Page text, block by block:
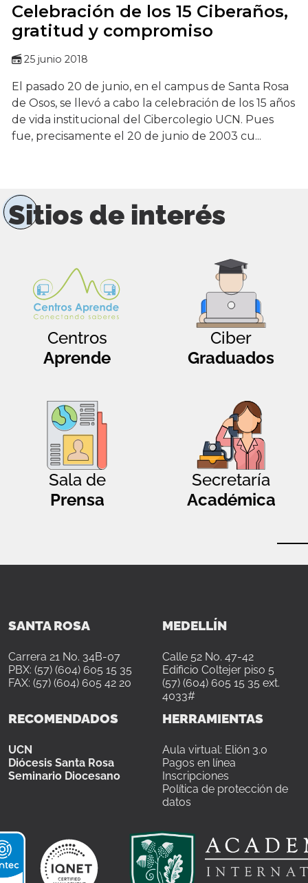
Celebración de los 15 Ciberaños,
gratitud y compromiso
25 junio 2018
El pasado 20 de junio, en el campus de Santa Rosa
de Osos, se llevó a cabo la celebración de los 15 años
de vida institucional del Cibercolegio UCN. Pues
fue, precisamente el 20 de junio de 2003 cu...
Sitios de interés
Centros
Aprende
Ciber
Graduados
Sala de
Prensa
Secretaría
Académica
SANTA ROSA
Carrera 21 No. 34B-07
PBX: (57) (604) 605 15 35
FAX: (57) (604) 605 42 20
MEDELLÍN
Calle 52 No. 47-42
Edificio Coltejer piso 5
(57) (604) 605 15 35 ext.
4033#
RECOMENDADOS
UCN
Diócesis Santa Rosa
Seminario Diocesano
HERRAMIENTAS
Aula virtual: Elión 3.0
Pagos en línea
Inscripciones
Política de protección de
datos